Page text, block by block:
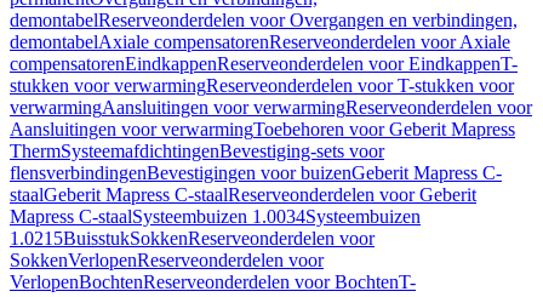
demontabelReserveonderdelen voor Overgangen en verbindingen,
demontabelAxiale compensatorenReserveonderdelen voor Axiale
compensatorenEindkappenReserveonderdelen voor EindkappenT-
stukken voor verwarmingReserveonderdelen voor T-stukken voor
verwarmingAansluitingen voor verwarmingReserveonderdelen voor
Aansluitingen voor verwarmingToebehoren voor Geberit Mapress
ThermSysteemafdichtingenBevestiging-sets voor
flensverbindingenBevestigingen voor buizenGeberit Mapress C-
staalGeberit Mapress C-staalReserveonderdelen voor Geberit
Mapress C-staalSysteembuizen 1.0034Systeembuizen
1.0215BuisstukSokkenReserveonderdelen voor
SokkenVerlopenReserveonderdelen voor
VerlopenBochtenReserveonderdelen voor BochtenT-